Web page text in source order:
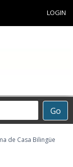
LOGIN
Go
de Casa Bilingüe